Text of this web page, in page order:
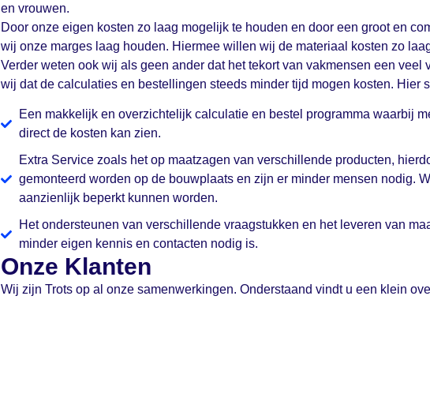
en vrouwen.
Door onze eigen kosten zo laag mogelijk te houden en door een groot en
wij onze marges laag houden. Hiermee willen wij de materiaal kosten zo
Verder weten ook wij als geen ander dat het tekort van vakmensen een veel
wij dat de calculaties en bestellingen steeds minder tijd mogen kosten. Hier
Een makkelijk en overzichtelijk calculatie en bestel programma waarbij
direct de kosten kan zien.
Extra Service zoals het op maatzagen van verschillende producten,
gemonteerd worden op de bouwplaats en zijn er minder mensen nodig.
aanzienlijk beperkt kunnen worden.
Het ondersteunen van verschillende vraagstukken en het leveren van
minder eigen kennis en contacten nodig is.
Onze Klanten
Wij zijn Trots op al onze samenwerkingen. Onderstaand vindt u een klein